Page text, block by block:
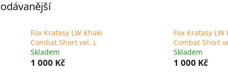
Fox Kraťasy LW Khaki
Combat Short vel. L
Skladem
1 000 Kč
Fox Kraťasy LW
Combat Short
Skladem
1 000 Kč